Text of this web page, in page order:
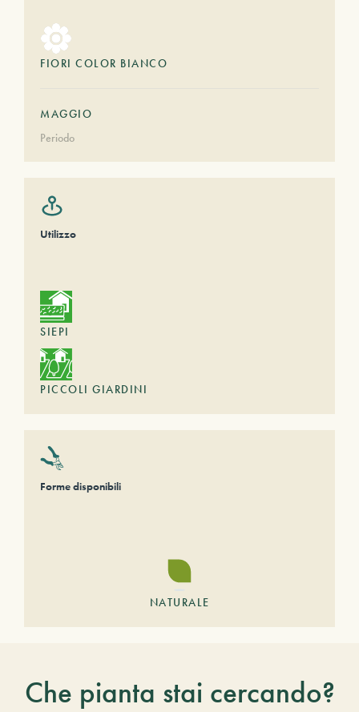
FIORI COLOR BIANCO
MAGGIO
Periodo
Utilizzo
SIEPI
PICCOLI GIARDINI
Forme disponibili
NATURALE
Che pianta stai cercando?